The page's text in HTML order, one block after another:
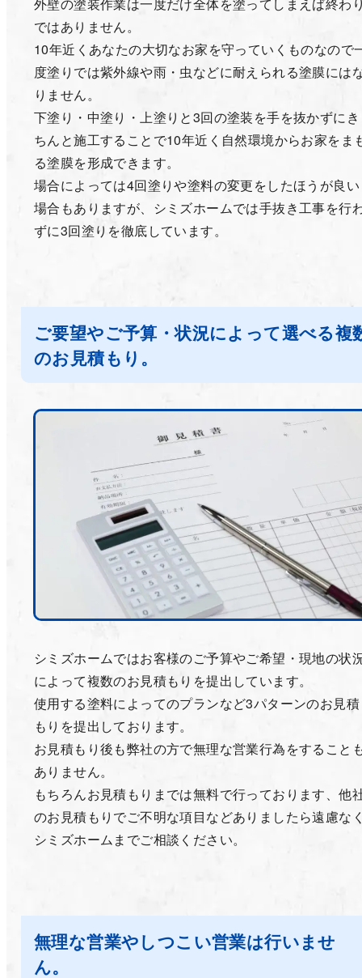
ではありません。
10年近くあなたの大切なお家を守っていくものなので
度塗りでは紫外線や雨・虫などに耐えられる塗膜には
りません。
下塗り・中塗り・上塗りと3回の塗装を手を抜かずにき
ちんと施工することで10年近く自然環境からお家をま
る塗膜を形成できます。
場合によっては4回塗りや塗料の変更をしたほうが良い
場合もありますが、シミズホームでは手抜き工事を行
ずに3回塗りを徹底しています。
ご要望やご予算・状況によって選べる複
のお見積もり。
シミズホームではお客様のご予算やご希望・現地の状
によって複数のお見積もりを提出しています。
使用する塗料によってのプランなど3パターンのお見積
もりを提出しております。
お見積もり後も弊社の方で無理な営業行為をすること
ありません。
もちろんお見積もりまでは無料で行っております、他
のお見積もりでご不明な項目などありましたら遠慮な
シミズホームまでご相談ください。
無理な営業やしつこい営業は行いませ
ん。